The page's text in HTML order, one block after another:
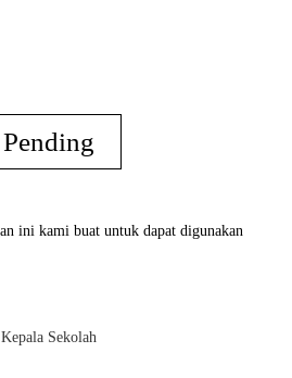
Pending
ini kami buat untuk dapat digunakan
Kepala Sekolah